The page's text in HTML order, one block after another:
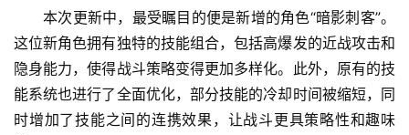
本次更新中，最受瞩目的便是新增的角色“暗影刺客”。
这位新角色拥有独特的技能组合，包括高爆发的近战攻击和
隐身能力，使得战斗策略变得更加多样化。此外，原有的技
能系统也进行了全面优化，部分技能的冷却时间被缩短，同
时增加了技能之间的连携效果，让战斗更具策略性和趣味